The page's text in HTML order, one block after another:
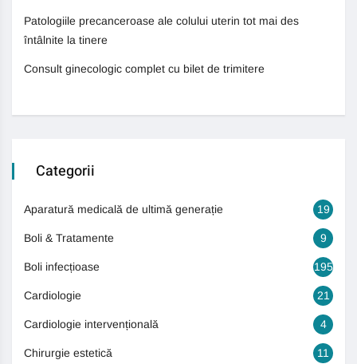
Patologiile precanceroase ale colului uterin tot mai des
întâlnite la tinere
Consult ginecologic complet cu bilet de trimitere
Categorii
Aparatură medicală de ultimă generație 19
Boli & Tratamente 9
Boli infecțioase 195
Cardiologie 21
Cardiologie intervențională 4
Chirurgie estetică 11